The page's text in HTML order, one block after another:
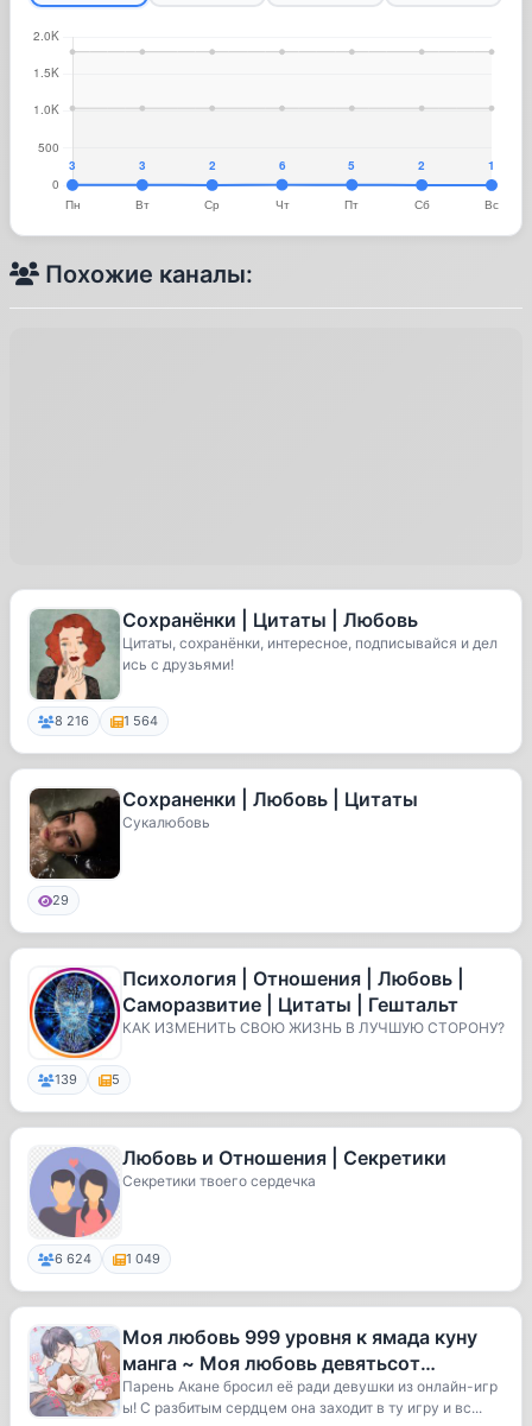
Похожие каналы:
Сохранёнки | Цитаты | Любовь
Цитаты, сохранёнки, интересное, подписывайся и дел
ись с друзьями!
8 216 1 564
Сохраненки | Любовь | Цитаты
Сукалюбовь
29
Психология | Отношения | Любовь |
Саморазвитие | Цитаты | Гештальт
КАК ИЗМЕНИТЬ СВОЮ ЖИЗНЬ В ЛУЧШУЮ СТОРОНУ?
139 5
Любовь и Отношения | Секретики
Секретики твоего сердечка
6 624 1 049
Моя любовь 999 уровня к ямада куну
манга ~ Моя любовь девятьсот
девяносто девятого уровня к Ямаде ма
Парень Акане бросил её ради девушки из онлайн-игр
ы! С разбитым сердцем она заходит в ту игру и вс...